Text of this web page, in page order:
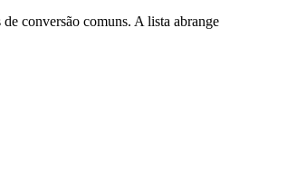
conversão comuns. A lista abrange